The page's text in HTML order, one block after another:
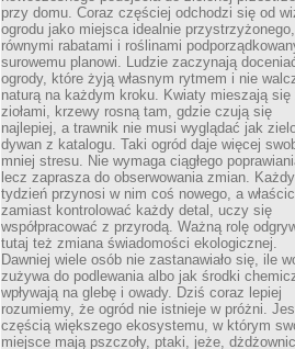
przy domu. Coraz częściej odchodzi się od
ogrodu jako miejsca idealnie
równymi rabatami i roślinami
surowemu planowi. Ludzie zaczynają
ogrody, które żyją własnym rytmem i nie
naturą na każdym kroku. Kwiaty mieszają się
ziołami, krzewy rosną tam, gdzie czują się
najlepiej, a trawnik nie musi wyglądać jak
dywan z katalogu. Taki ogród daje więcej
mniej stresu. Nie wymaga ciągłego
lecz zaprasza do obserwowania zmian. Każdy
tydzień przynosi w nim coś nowego, a
zamiast kontrolować każdy detal, uczy się
współpracować z przyrodą. Ważną rolę
tutaj też zmiana świadomości ekologicznej.
Dawniej wiele osób nie zastanawiało się, ile
zużywa do podlewania albo jak środki
wpływają na glebę i owady. Dziś coraz lepiej
rozumiemy, że ogród nie istnieje w próżni.
częścią większego ekosystemu, w którym
miejsce mają pszczoły, ptaki, jeże,